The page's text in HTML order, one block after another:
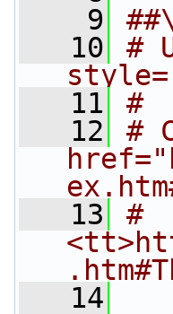
    9
   10
#
   11
#
   12
#
   13
#
   14